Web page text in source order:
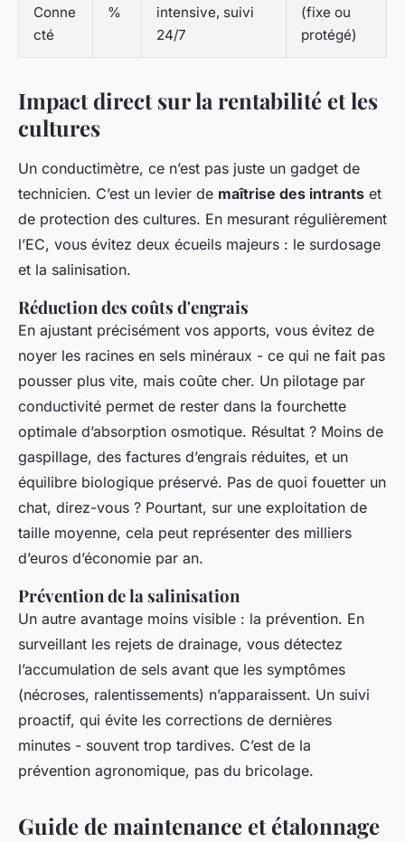
Conne
cté
%
intensive, suivi
24/7
(fixe ou
protégé)
Impact direct sur la rentabilité et les
cultures
Un conductimètre, ce n’est pas juste un gadget de
technicien. C’est un levier de maîtrise des intrants et
de protection des cultures. En mesurant régulièrement
l’EC, vous évitez deux écueils majeurs : le surdosage
et la salinisation.
Réduction des coûts d'engrais
En ajustant précisément vos apports, vous évitez de
noyer les racines en sels minéraux - ce qui ne fait pas
pousser plus vite, mais coûte cher. Un pilotage par
conductivité permet de rester dans la fourchette
optimale d’absorption osmotique. Résultat ? Moins de
gaspillage, des factures d’engrais réduites, et un
équilibre biologique préservé. Pas de quoi fouetter un
chat, direz-vous ? Pourtant, sur une exploitation de
taille moyenne, cela peut représenter des milliers
d’euros d’économie par an.
Prévention de la salinisation
Un autre avantage moins visible : la prévention. En
surveillant les rejets de drainage, vous détectez
l’accumulation de sels avant que les symptômes
(nécroses, ralentissements) n’apparaissent. Un suivi
proactif, qui évite les corrections de dernières
minutes - souvent trop tardives. C’est de la
prévention agronomique, pas du bricolage.
Guide de maintenance et étalonnage